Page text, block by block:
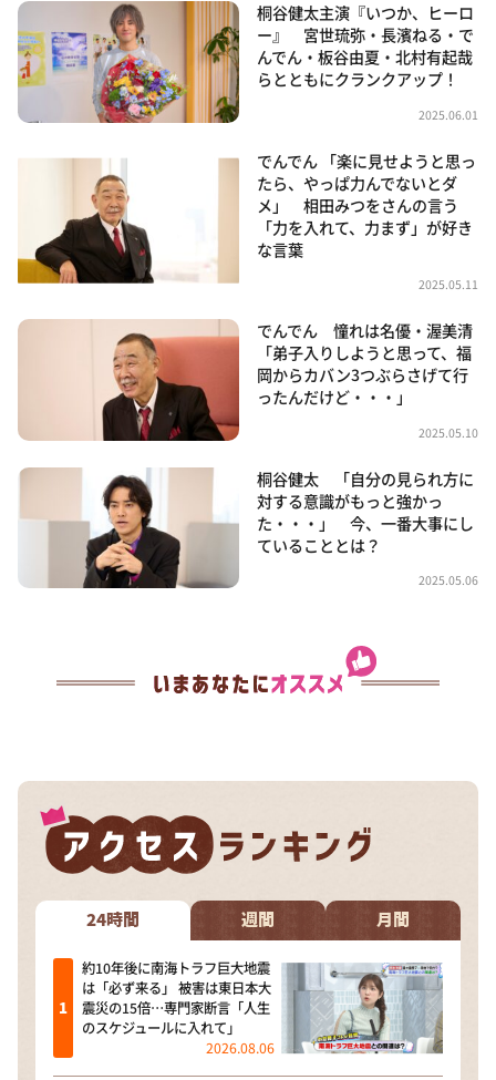
桐谷健太主演『いつか、ヒーロ
ー』 宮世琉弥・長濱ねる・で
んでん・板谷由夏・北村有起哉
らとともにクランクアップ！
2025.06.01
でんでん 「楽に見せようと思っ
たら、やっぱ力んでないとダ
メ」 相田みつをさんの言う
「力を入れて、力まず」が好き
な言葉
2025.05.11
でんでん 憧れは名優・渥美清
「弟子入りしようと思って、福
岡からカバン3つぶらさげて行
ったんだけど・・・」
2025.05.10
桐谷健太 「自分の見られ方に
対する意識がもっと強かっ
た・・・」 今、一番大事にし
ていることとは？
2025.05.06
24時間 週間 月間
約10年後に南海トラフ巨大地震
は「必ず来る」 被害は東日本大
震災の15倍…専門家断言「人生
のスケジュールに入れて」
2026.08.06